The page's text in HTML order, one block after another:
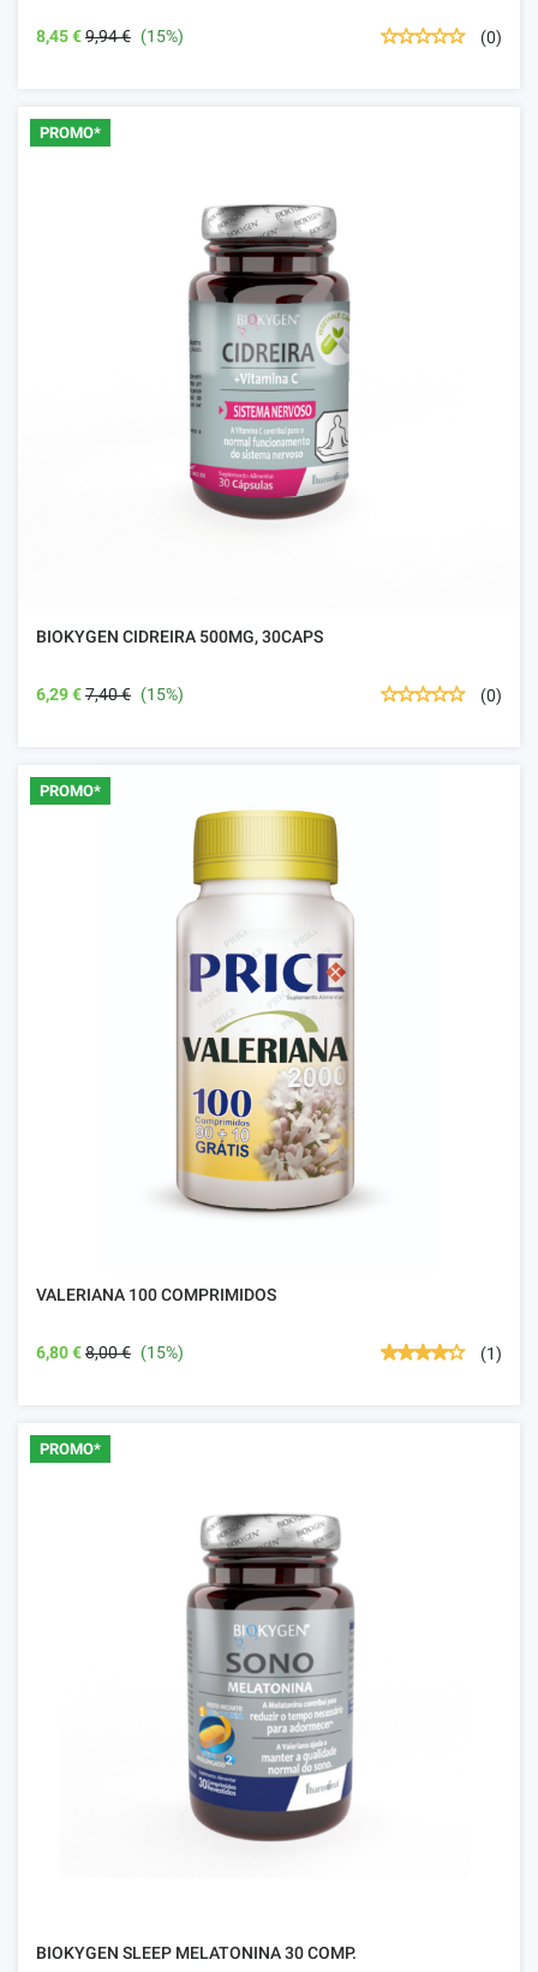
8,45 €9,94 € (15%) (0)
PROMO*
BIOKYGEN CIDREIRA 500MG, 30CAPS
6,29 €7,40 € (15%) (0)
PROMO*
VALERIANA 100 COMPRIMIDOS
6,80 €8,00 € (15%) (1)
PROMO*
BIOKYGEN SLEEP MELATONINA 30 COMP.